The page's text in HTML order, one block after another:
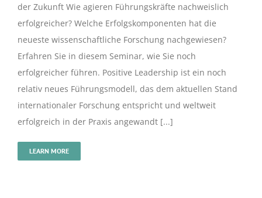
der Zukunft Wie agieren Führungskräfte nachweislich
erfolgreicher? Welche Erfolgskomponenten hat die
neueste wissenschaftliche Forschung nachgewiesen?
Erfahren Sie in diesem Seminar, wie Sie noch
erfolgreicher führen. Positive Leadership ist ein noch
relativ neues Führungsmodell, das dem aktuellen Stand
internationaler Forschung entspricht und weltweit
erfolgreich in der Praxis angewandt [...]
LEARN MORE